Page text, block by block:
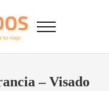
de viaje en
Menu
– Visado